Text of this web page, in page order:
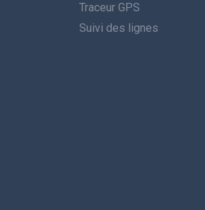
Traceur GPS
Suivi des lignes